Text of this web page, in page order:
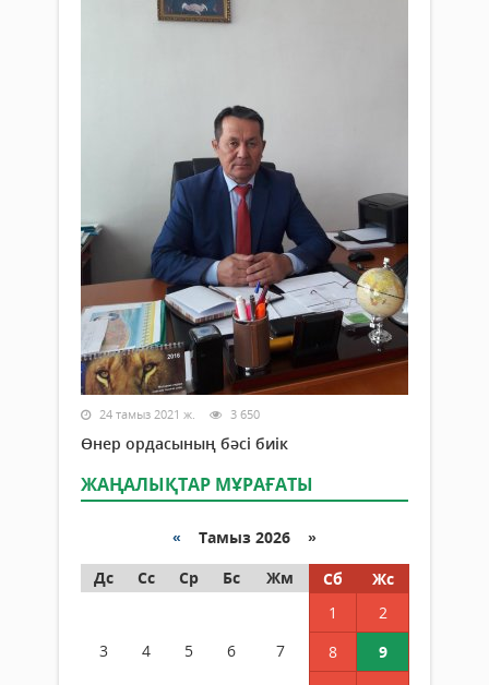
24 тамыз 2021 ж. 3 650
Өнер ордасының бәсі биік
ЖАҢАЛЫҚТАР МҰРАҒАТЫ
« Тамыз 2026 »
Дс
Сс Ср Бс Жм Сб
Жс
1
2
3
4 5 6 7 8
9